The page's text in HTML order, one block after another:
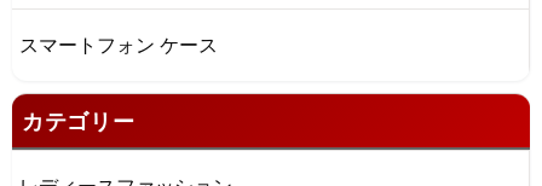
スマートフォン ケース
カテゴリー